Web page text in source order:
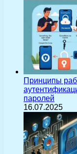
Принципы
паролей
16.07.2025